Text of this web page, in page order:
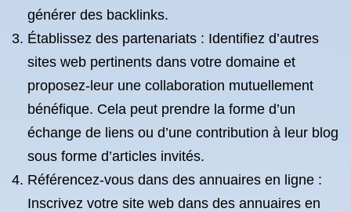
générer des backlinks.
Établissez des partenariats : Identifiez d’autres
sites web pertinents dans votre domaine et
proposez-leur une collaboration mutuellement
bénéfique. Cela peut prendre la forme d’un
échange de liens ou d’une contribution à leur blog
sous forme d’articles invités.
Référencez-vous dans des annuaires en ligne :
Inscrivez votre site web dans des annuaires en